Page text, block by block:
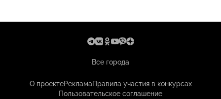
Все города
О проектеРекламаПравила участия в конкурсах
Пользовательское соглашение